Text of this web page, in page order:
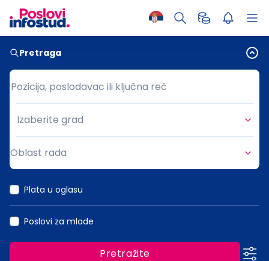
Pretraga
Pozicija, poslodavac ili ključna reč
Pozicija, poslodavac ili ključna reč
Grad
Izaberite grad
Oblast rada
Plata u oglasu
Poslovi za mlade
Pretražite